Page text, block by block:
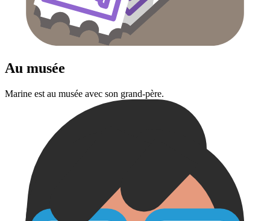
Au musée
Marine est au musée avec son grand-père.